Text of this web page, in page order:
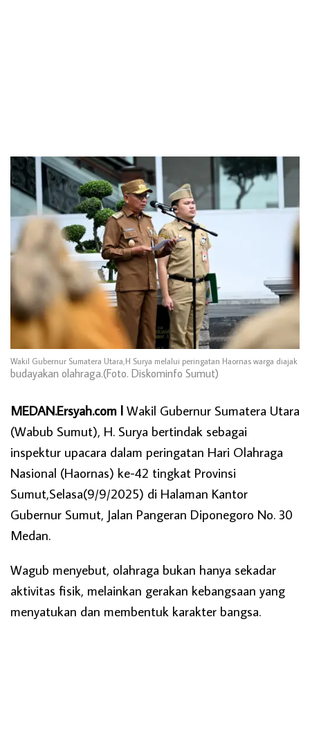
Wakil Gubernur Sumatera Utara,H Surya melalui peringatan Haornas warga diajak
budayakan olahraga.(Foto. Diskominfo Sumut)
MEDAN.Ersyah.com l Wakil Gubernur Sumatera Utara
(Wabub Sumut), H. Surya bertindak sebagai
inspektur upacara dalam peringatan Hari Olahraga
Nasional (Haornas) ke-42 tingkat Provinsi
Sumut,Selasa(9/9/2025) di Halaman Kantor
Gubernur Sumut, Jalan Pangeran Diponegoro No. 30
Medan.
Wagub menyebut, olahraga bukan hanya sekadar
aktivitas fisik, melainkan gerakan kebangsaan yang
menyatukan dan membentuk karakter bangsa.